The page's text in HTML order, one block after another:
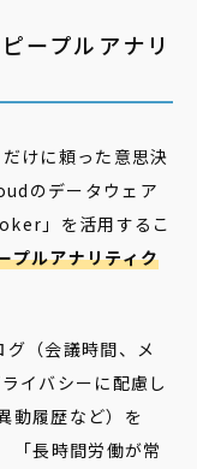
ープルアナリ
けに頼った意思決
のデータウェア
」を活用するこ
プルアナリティク
（会議時間、メ
イバシーに配慮し
動履歴など）を
「長時間労働が常